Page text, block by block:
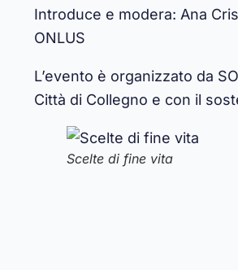
Introduce e modera: Ana
ONLUS
L’evento è organizzato da
Città di Collegno e con il
Scelte di fine vita